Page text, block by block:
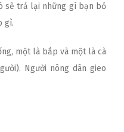
sẽ trả lại những gì bạn bỏ
gì.
một là bắp và một là cà
Người nông dân gieo